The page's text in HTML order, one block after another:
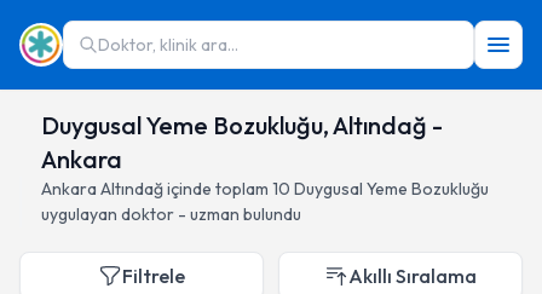
Doktor, klinik ara...
Duygusal Yeme Bozukluğu, Altındağ -
Ankara
Ankara Altındağiçinde toplam 10 Duygusal Yeme Bozukluğu
uygulayan doktor - uzman bulundu
Filtrele Akıllı Sıralama